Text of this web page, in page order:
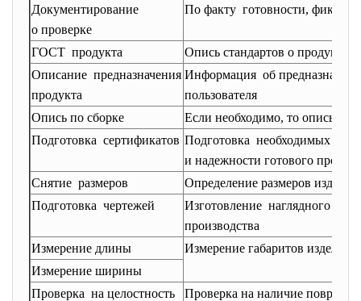
Документирование
о проверке
По факту готовности,
ГОСТ продукта
Опись стандартов о продукте
Описание предназначения
продукта
Информация об
пользователя
Опись по сборке
Если необходимо, то
Подготовка сертификатов Подготовка необходимых
и надежности готового
Снятие размеров
Определение размеров изделия
Подготовка чертежей
Изготовление наглядного
производства
Измерение длины
Измерение габаритов изделия
Измерение ширины
Проверка на целостность
Проверка на наличие